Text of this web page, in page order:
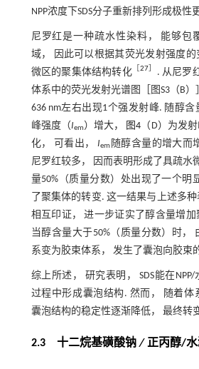
NPP浓度下SDS分子重新排列形成极性
尼罗红是一种疏水性染料， 能够包
域， 因此可以根据其荧光发射强度
微区的聚集体结构转化 ［27］ . 从尼罗
体系中的荧光发射光谱图［图S3（B
636 nm左右出现1个强发射峰. 随醇
峰强度（Iem）增大， 图4 （D）为发
化， 可看出，Iem 随醇含量的增大而
尼罗红较多， 因而表明形成了具疏水
量50%（质量分数）处出现了一个明
了聚集体的转变. 这一结果与上述多
相互印证， 进一步证实了醇含量增加
当醇含量大于50%（质量分数）时，
系变为胶束体系， 发生了囊泡向胶束
综上所述， 研究表明， SDS能在
过程中形成囊泡结构. 然而， 随着体
囊泡结构的稳定性逐渐降低， 最终转
2.3 十二烷基磺酸钠 /正丙醇/